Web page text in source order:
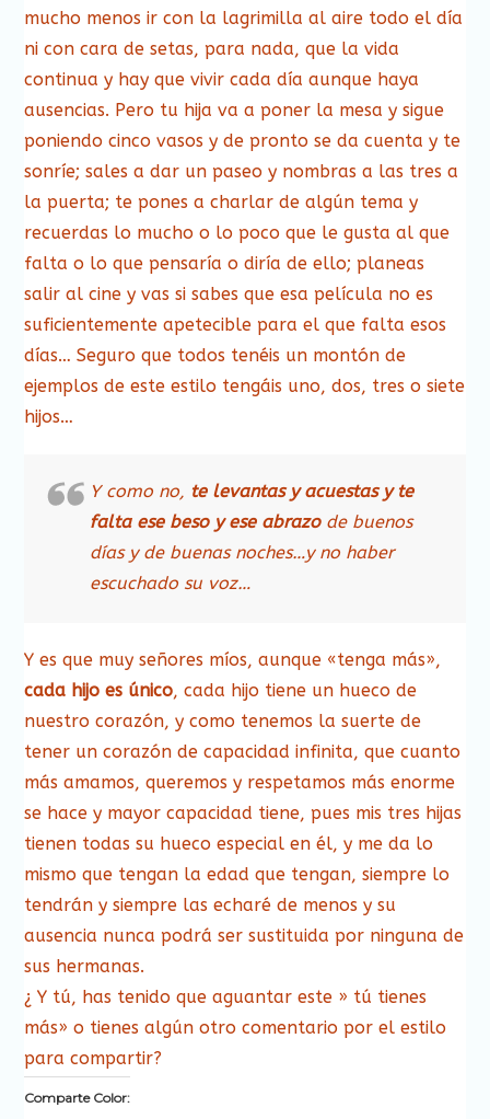
mucho menos ir con la lagrimilla al aire todo el día
ni con cara de setas, para nada, que la vida
continua y hay que vivir cada día aunque haya
ausencias. Pero tu hija va a poner la mesa y sigue
poniendo cinco vasos y de pronto se da cuenta y te
sonríe; sales a dar un paseo y nombras a las tres a
la puerta; te pones a charlar de algún tema y
recuerdas lo mucho o lo poco que le gusta al que
falta o lo que pensaría o diría de ello; planeas
salir al cine y vas si sabes que esa película no es
suficientemente apetecible para el que falta esos
días… Seguro que todos tenéis un montón de
ejemplos de este estilo tengáis uno, dos, tres o siete
hijos…
Y como no, te levantas y acuestas y te
falta ese beso y ese abrazo de buenos
días y de buenas noches…y no haber
escuchado su voz…
Y es que muy señores míos, aunque «tenga más»,
cada hijo es único, cada hijo tiene un hueco de
nuestro corazón, y como tenemos la suerte de
tener un corazón de capacidad infinita, que cuanto
más amamos, queremos y respetamos más enorme
se hace y mayor capacidad tiene, pues mis tres hijas
tienen todas su hueco especial en él, y me da lo
mismo que tengan la edad que tengan, siempre lo
tendrán y siempre las echaré de menos y su
ausencia nunca podrá ser sustituida por ninguna de
sus hermanas.
¿ Y tú, has tenido que aguantar este » tú tienes
más» o tienes algún otro comentario por el estilo
para compartir?
Comparte Color: